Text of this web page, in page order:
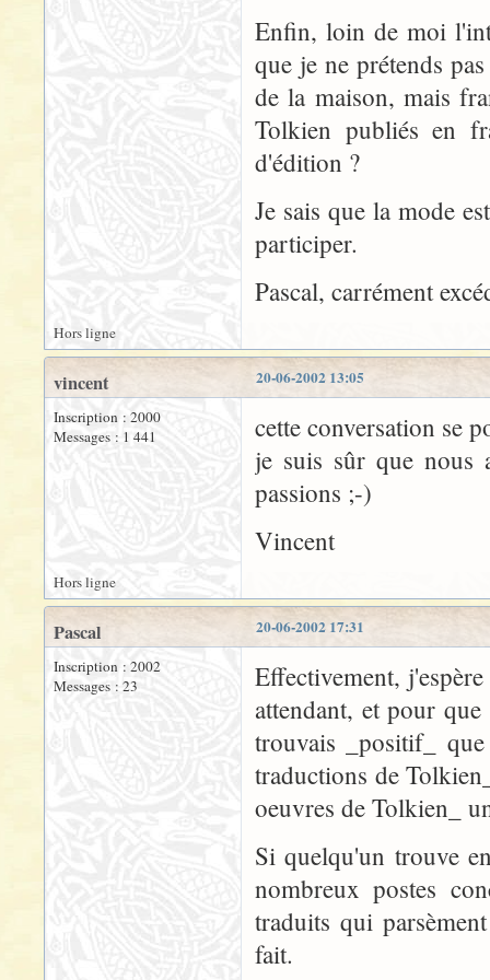
Enfin, loin de moi
que je ne prétends
de la maison, mais
Tolkien publiés en
d'édition ?
Je sais que la mode
participer.
Pascal, carrément
Hors ligne
20-06-2002 13:05
vincent
Inscription : 2000
Messages : 1 441
cette conversation se
je suis sûr que nous
passions ;-)
Vincent
Hors ligne
20-06-2002 17:31
Pascal
Inscription : 2002
Messages : 23
Effectivement,
attendant, et pour
trouvais _positif_
traductions de
oeuvres de Tolkien_
Si quelqu'un trouve
nombreux postes
traduits qui
fait.